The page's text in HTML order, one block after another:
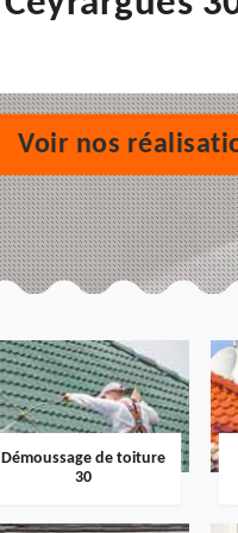
Voir nos
Démoussage de toiture
30